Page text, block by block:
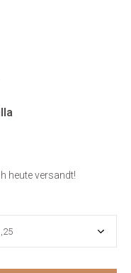
heute versandt!